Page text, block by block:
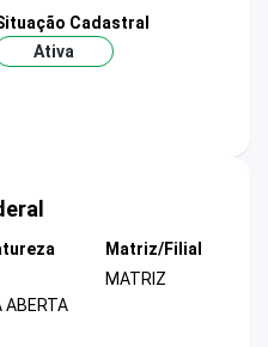
Cadastral
Ativa
ABERTA
Matriz/Filial
MATRIZ